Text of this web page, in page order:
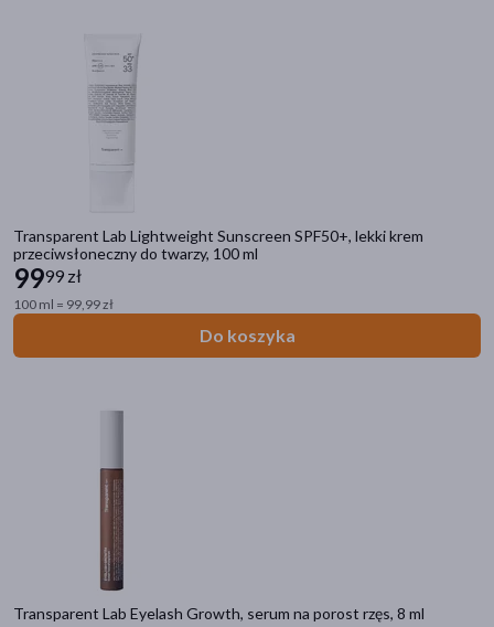
Transparent Lab Lightweight Sunscreen SPF50+, lekki krem
przeciwsłoneczny do twarzy, 100 ml
9999 zł
100 ml = 99,99 zł
Do koszyka
Transparent Lab Eyelash Growth, serum na porost rzęs, 8 ml